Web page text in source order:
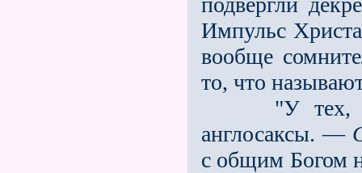
Импульс
вообще
то, что
"У тех, кто
англосаксы. —
с общим Богом